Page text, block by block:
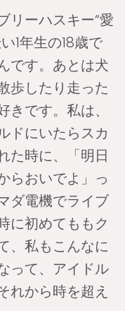
リーハスキー“愛
1年生の18歳で
です。あとは犬
歩したり走った
です。私は、
ドにいたらスカ
た時に、「明日
らおいでよ」っ
ダ電機でライブ
に初めてももク
、私もこんなに
って、アイドル
れから時を超え